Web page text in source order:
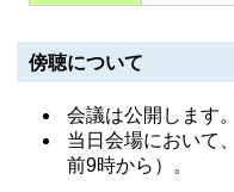
傍聴について
会議は公開します。
当日会場において
前9時から）。